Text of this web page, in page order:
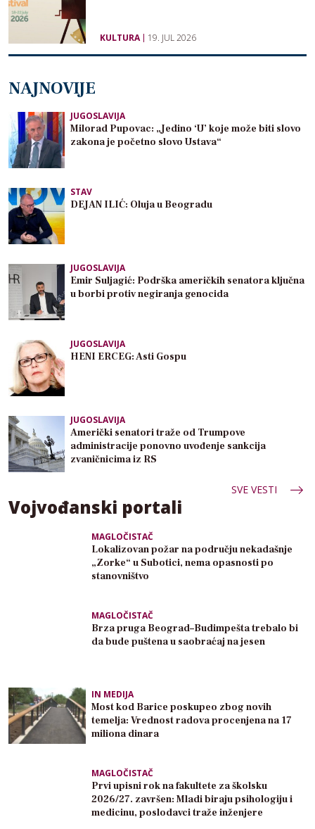
KULTURA 19. JUL 2026
NAJNOVIJE
JUGOSLAVIJA
Milorad Pupovac: „Jedino ‘U’ koje može biti slovo
zakona je početno slovo Ustava“
STAV
DEJAN ILIĆ: Oluja u Beogradu
JUGOSLAVIJA
Emir Suljagić: Podrška američkih senatora ključna
u borbi protiv negiranja genocida
JUGOSLAVIJA
HENI ERCEG: Asti Gospu
JUGOSLAVIJA
Američki senatori traže od Trumpove
administracije ponovno uvođenje sankcija
zvaničnicima iz RS
SVE VESTI
Vojvođanski portali
MAGLOČISTAČ
Lokalizovan požar na području nekadašnje
„Zorke“ u Subotici, nema opasnosti po
stanovništvo
MAGLOČISTAČ
Brza pruga Beograd–Budimpešta trebalo bi
da bude puštena u saobraćaj na jesen
IN MEDIJA
Most kod Barice poskupeo zbog novih
temelja: Vrednost radova procenjena na 17
miliona dinara
MAGLOČISTAČ
Prvi upisni rok na fakultete za školsku
2026/27. završen: Mladi biraju psihologiju i
medicinu, poslodavci traže inženjere